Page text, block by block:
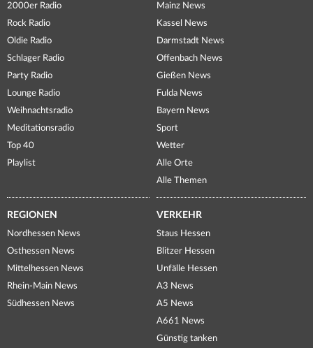
2000er Radio
Rock Radio
Oldie Radio
Schlager Radio
Party Radio
Lounge Radio
Weihnachtsradio
Meditationsradio
Top 40
Playlist
Mainz News
Kassel News
Darmstadt News
Offenbach News
Gießen News
Fulda News
Bayern News
Sport
Wetter
Alle Orte
Alle Themen
REGIONEN
Nordhessen News
Osthessen News
Mittelhessen News
Rhein-Main News
Südhessen News
VERKEHR
Staus Hessen
Blitzer Hessen
Unfälle Hessen
A3 News
A5 News
A661 News
Günstig tanken